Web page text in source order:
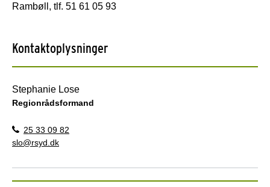
Rambøll, tlf. 51 61 05 93
Kontaktoplysninger
Stephanie Lose
Regionrådsformand
25 33 09 82
slo@rsyd.dk